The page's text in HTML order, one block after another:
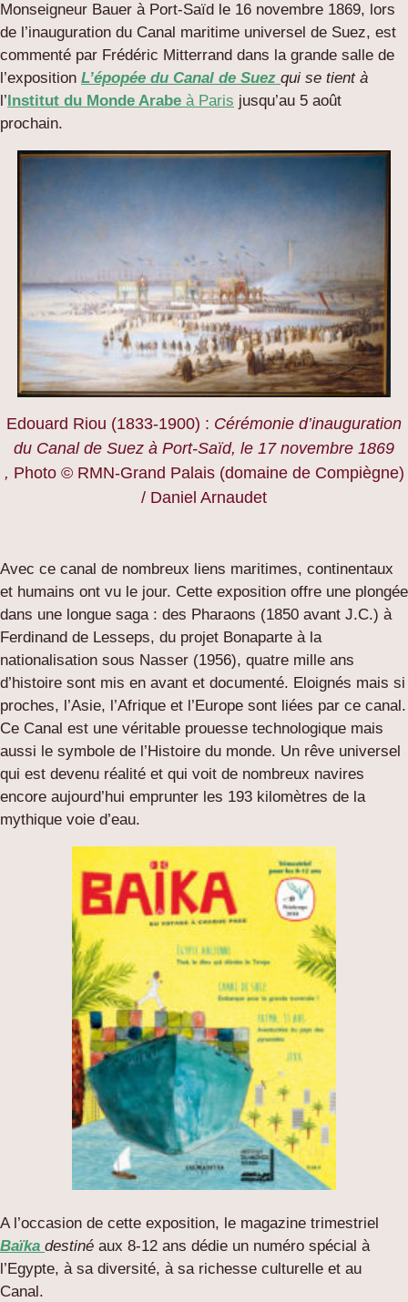
Monseigneur Bauer à Port-Saïd le 16 novembre 1869, lors
de l’inauguration du Canal maritime universel de Suez, est
commenté par Frédéric Mitterrand dans la grande salle de
l’exposition L’épopée du Canal de Suez qui se tient à
l’ Institut du Monde Arabe à Paris jusqu’au 5 août
prochain.
Edouard Riou (1833-1900) : Cérémonie d’inauguration
du Canal de Suez à Port-Saïd, le 17 novembre 1869
, Photo © RMN-Grand Palais (domaine de Compiègne)
/ Daniel Arnaudet
Avec ce canal de nombreux liens maritimes, continentaux
et humains ont vu le jour. Cette exposition offre une plongée
dans une longue saga : des Pharaons (1850 avant J.C.) à
Ferdinand de Lesseps, du projet Bonaparte à la
nationalisation sous Nasser (1956), quatre mille ans
d’histoire sont mis en avant et documenté. Eloignés mais si
proches, l’Asie, l’Afrique et l’Europe sont liées par ce canal.
Ce Canal est une véritable prouesse technologique mais
aussi le symbole de l’Histoire du monde. Un rêve universel
qui est devenu réalité et qui voit de nombreux navires
encore aujourd’hui emprunter les 193 kilomètres de la
mythique voie d’eau.
A l’occasion de cette exposition, le magazine trimestriel
Baïka destiné aux 8-12 ans dédie un numéro spécial à
l’Egypte, à sa diversité, à sa richesse culturelle et au
Canal.